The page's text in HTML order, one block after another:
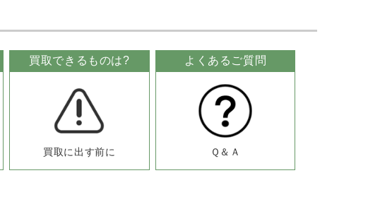
買取できるものは?
買取に出す前に
よくあるご質問
Ｑ＆Ａ